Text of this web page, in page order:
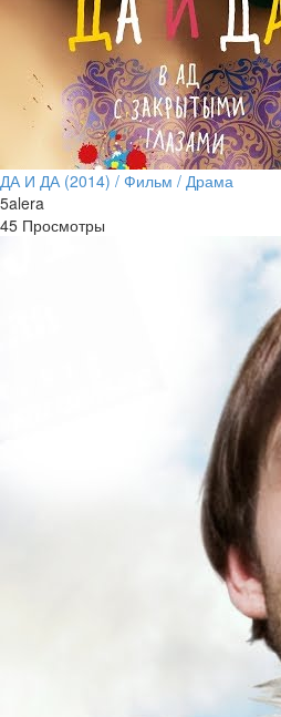
ДА И ДА (2014) / Фильм / Драма
5alera
45 Просмотры